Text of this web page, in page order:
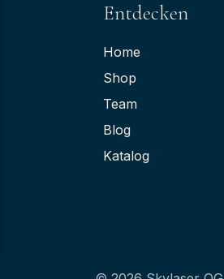
Entdecken
Home
Shop
Team
Blog
Katalog